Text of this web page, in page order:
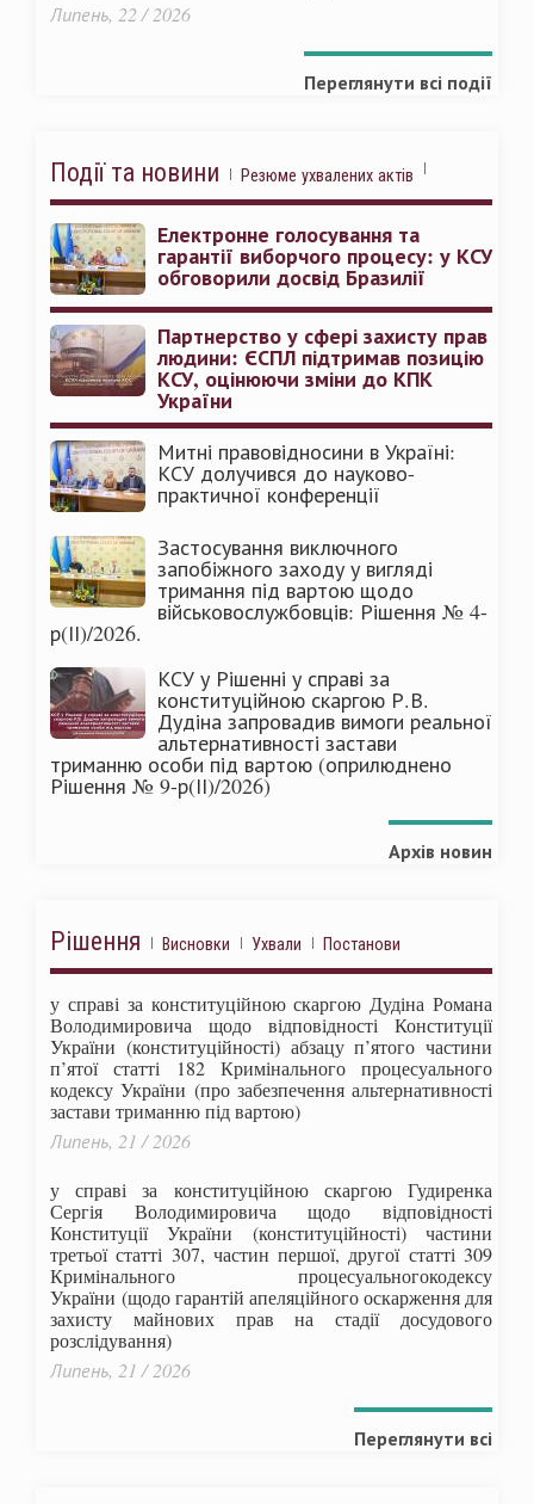
Липень, 22 / 2026
Переглянути всі події
Події та новини Резюме ухвалених актів
Електронне голосування та
гарантії виборчого процесу: у КСУ
обговорили досвід Бразилії
Партнерство у сфері захисту прав
людини: ЄСПЛ підтримав позицію
КСУ, оцінюючи зміни до КПК
України
Митні правовідносини в Україні:
КСУ долучився до науково-
практичної конференції
Застосування виключного
запобіжного заходу у вигляді
тримання під вартою щодо
військовослужбовців: Рішення № 4-
р(ІІ)/2026.
КСУ у Рішенні у справі за
конституційною скаргою Р.В.
Дудіна запровадив вимоги реальної
альтернативності застави
триманню особи під вартою (оприлюднено
Рішення № 9-р(ІІ)/2026)
Архів новин
Рішення Висновки Ухвали Постанови
у справі за конституційною скаргою Дудіна Романа
Володимировича щодо відповідності Конституції
України (конституційності) абзацу п’ятого частини
п’ятої статті 182 Кримінального процесуального
кодексу України (про забезпечення альтернативності
застави триманню під вартою)
Липень, 21 / 2026
у справі за конституційною скаргою Гудиренка
Сергія Володимировича щодо відповідності
Конституції України (конституційності) частини
третьої статті 307, частин першої, другої статті 309
Кримінального процесуальногокодексу
України (щодо гарантій апеляційного оскарження для
захисту майнових прав на стадії досудового
розслідування)
Липень, 21 / 2026
Переглянути всі